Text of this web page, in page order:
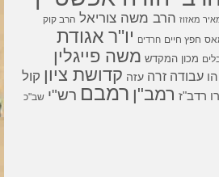
מאזוז הרב משה צוריאל הרב קוק
חפץ חיים חרדים יו"ר אגודת
מכון המקדש משה פייגלין
עבודה זרה עזה קדושת ציון קול
רדב"ז רמב"ן רמבם רש"י שב"כ